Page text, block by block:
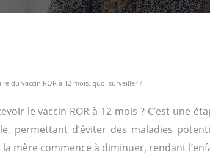
du vaccin ROR à 12 mois, quoi surveiller ?
le vaccin ROR à 12 mois ? C’est une
permettant d’éviter des maladies
mère commence à diminuer, rendant